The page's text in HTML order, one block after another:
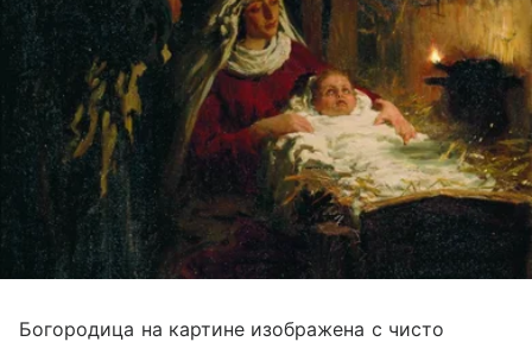
Богородица на картине изображена с чисто